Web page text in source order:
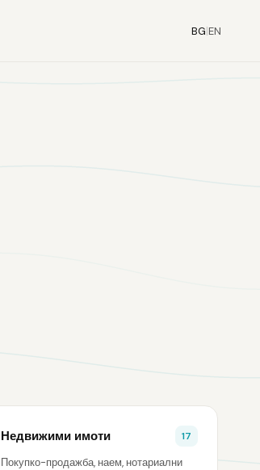
BG|EN
Недвижими имоти 17
Покупко-продажба, наем, нотариални